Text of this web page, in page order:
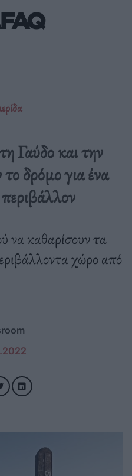
Γαύδο και την
δρόμο για ένα
να καθαρίσουν τα
χώρο από